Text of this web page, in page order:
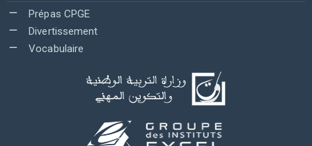
Prépas CPGE
Divertissement
Vocabulaire